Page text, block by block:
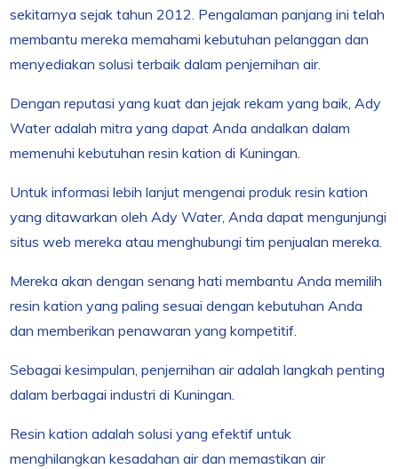
sekitarnya sejak tahun 2012. Pengalaman panjang ini telah
membantu mereka memahami kebutuhan pelanggan dan
menyediakan solusi terbaik dalam penjernihan air.
Dengan reputasi yang kuat dan jejak rekam yang baik, Ady
Water adalah mitra yang dapat Anda andalkan dalam
memenuhi kebutuhan resin kation di Kuningan.
Untuk informasi lebih lanjut mengenai produk resin kation
yang ditawarkan oleh Ady Water, Anda dapat mengunjungi
situs web mereka atau menghubungi tim penjualan mereka.
Mereka akan dengan senang hati membantu Anda memilih
resin kation yang paling sesuai dengan kebutuhan Anda
dan memberikan penawaran yang kompetitif.
Sebagai kesimpulan, penjernihan air adalah langkah penting
dalam berbagai industri di Kuningan.
Resin kation adalah solusi yang efektif untuk
menghilangkan kesadahan air dan memastikan air